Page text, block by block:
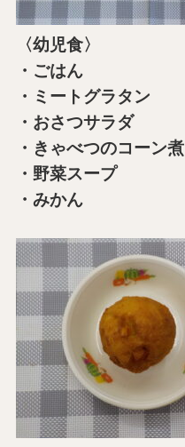
〈幼児食〉
・ごはん
・ミートグラタン
・おさつサラダ
・きゃべつのコーン煮
・野菜スープ
・みかん